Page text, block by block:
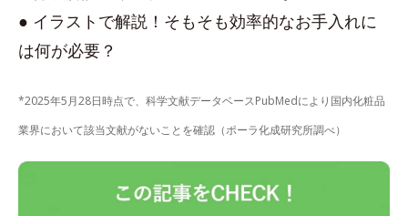
● イラストで解説！そもそも効率的なお手入れに
は何が必要？
*2025年5月28日時点で、科学文献データベースPubMedにより国内化粧品
業界において該当文献がないことを確認（ポーラ化成研究所調べ）